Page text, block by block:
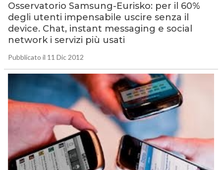
Osservatorio Samsung-Eurisko: per il 60%
degli utenti impensabile uscire senza il
device. Chat, instant messaging e social
network i servizi più usati
Pubblicato il 11 Dic 2012